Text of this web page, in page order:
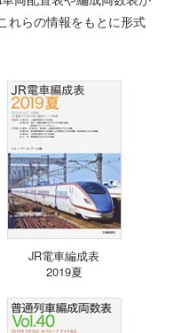
れらの情報をもとに形式
JR電車編成表
2019夏